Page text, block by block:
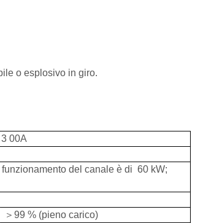
o esplosivo in giro.
300A
del canale è di 60 kW;
＞99% (pieno carico)